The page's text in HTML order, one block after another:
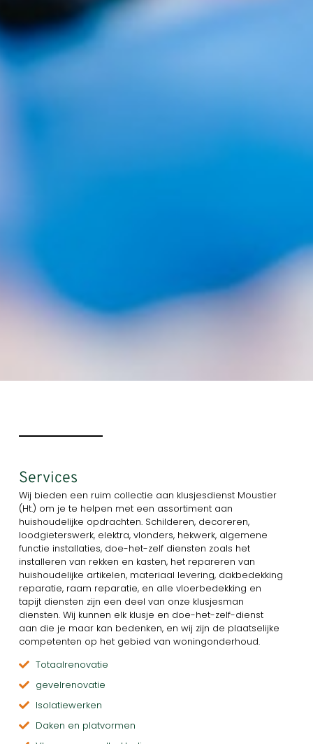
Services
Wij bieden een ruim collectie aan klusjesdienst Moustier
(Ht.) om je te helpen met een assortiment aan
huishoudelijke opdrachten. Schilderen, decoreren,
loodgieterswerk, elektra, vlonders, hekwerk, algemene
functie installaties, doe-het-zelf diensten zoals het
installeren van rekken en kasten, het repareren van
huishoudelijke artikelen, materiaal levering, dakbedekking
reparatie, raam reparatie, en alle vloerbedekking en
tapijt diensten zijn een deel van onze klusjesman
diensten. Wij kunnen elk klusje en doe-het-zelf-dienst
aan die je maar kan bedenken, en wij zijn de plaatselijke
competenten op het gebied van woningonderhoud.
Totaalrenovatie
gevelrenovatie
Isolatiewerken
Daken en platvormen